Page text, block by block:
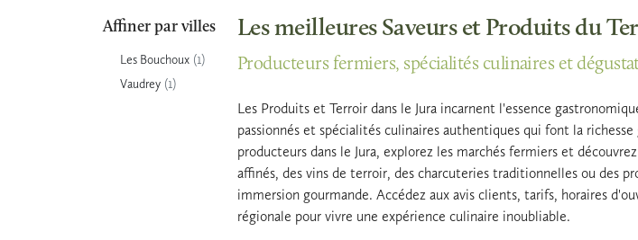
Affiner par villes
Les Bouchoux (1)
Vaudrey (1)
Les meilleures Saveurs et Produits du
Producteurs fermiers, spécialités culinaires et
Les Produits et Terroir dans le Jura incarnent l'essence
passionnés et spécialités culinaires authentiques qui font la
producteurs dans le Jura, explorez les marchés fermiers et
affinés, des vins de terroir, des charcuteries traditionnelles ou des
immersion gourmande. Accédez aux avis clients, tarifs, horaires
régionale pour vivre une expérience culinaire inoubliable.